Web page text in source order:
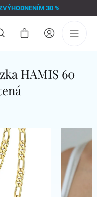
30 %
Nákupný
HAMIS 60